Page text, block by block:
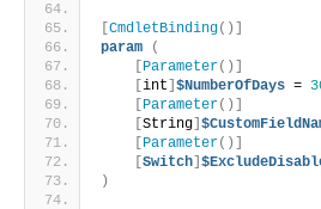
[CmdletBinding()]
param
(
[Parameter()]
[int]$NumberOfDays =
[Parameter()]
[String]
[Parameter()]
[Switch]
)